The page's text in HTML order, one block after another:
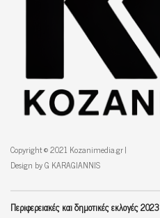
Copyright © 2021 Kozanimedia.gr |
Design by G KARAGIANNIS
Περιφερειακές και δημοτικές εκλογές 2023